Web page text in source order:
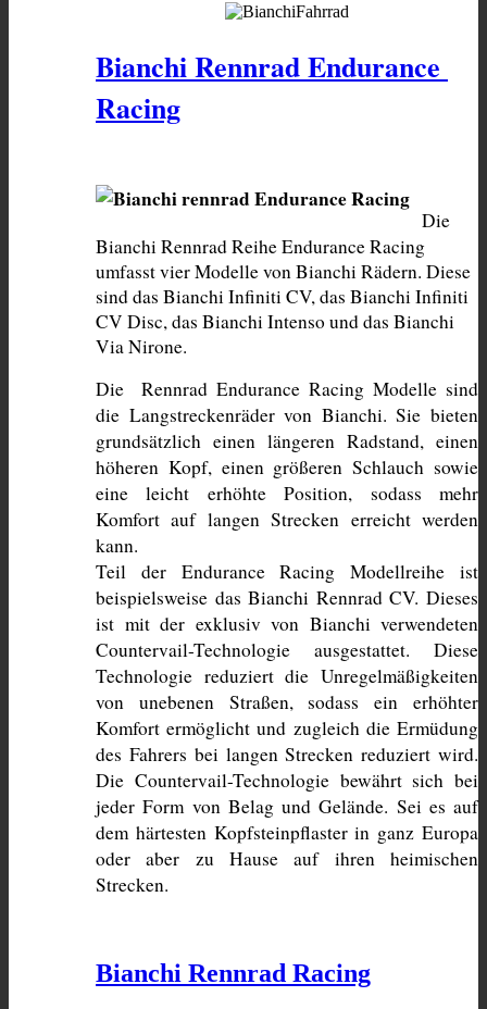
Bianchi Rennrad Endurance
Racing
Die
Bianchi Rennrad Reihe Endurance Racing
umfasst vier Modelle von Bianchi Rädern. Diese
sind das Bianchi Infiniti CV, das Bianchi Infiniti
CV Disc, das Bianchi Intenso und das Bianchi
Via Nirone.
Die  Rennrad Endurance Racing Modelle sind
die Langstreckenräder von Bianchi. Sie bieten
grundsätzlich einen längeren Radstand, einen
höheren Kopf, einen größeren Schlauch sowie
eine leicht erhöhte Position, sodass mehr
Komfort auf langen Strecken erreicht werden
kann.
Teil der Endurance Racing Modellreihe ist
beispielsweise das Bianchi Rennrad CV. Dieses
ist mit der exklusiv von Bianchi verwendeten
Countervail-Technologie ausgestattet. Diese
Technologie reduziert die Unregelmäßigkeiten
von unebenen Straßen, sodass ein erhöhter
Komfort ermöglicht und zugleich die Ermüdung
des Fahrers bei langen Strecken reduziert wird.
Die Countervail-Technologie bewährt sich bei
jeder Form von Belag und Gelände. Sei es auf
dem härtesten Kopfsteinpflaster in ganz Europa
oder aber zu Hause auf ihren heimischen
Strecken.
Bianchi Rennrad Racing